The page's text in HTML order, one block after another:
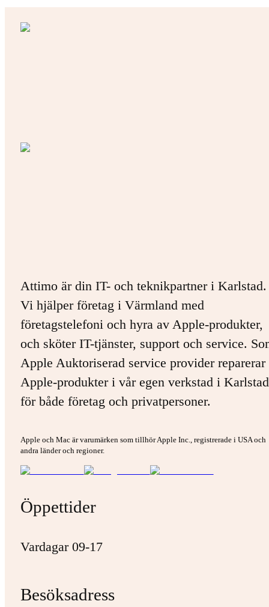
Attimo är din IT- och teknikpartner i Karlstad.
Vi hjälper företag i Värmland med
företagstelefoni och hyra av Apple-produkter,
och sköter IT-tjänster, support och service.
Apple Auktoriserad service provider
Apple-produkter i vår egen verkstad i
för både företag och privatpersoner.
Apple och Mac är varumärken som tillhör Apple Inc., registrerade i USA och
andra länder och regioner.
Öppettider
Vardagar 09-17
Besöksadress